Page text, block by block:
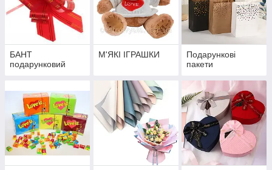
БАНТ
подарунковий
М'ЯКІ ІГРАШКИ
Подарункові
пакети